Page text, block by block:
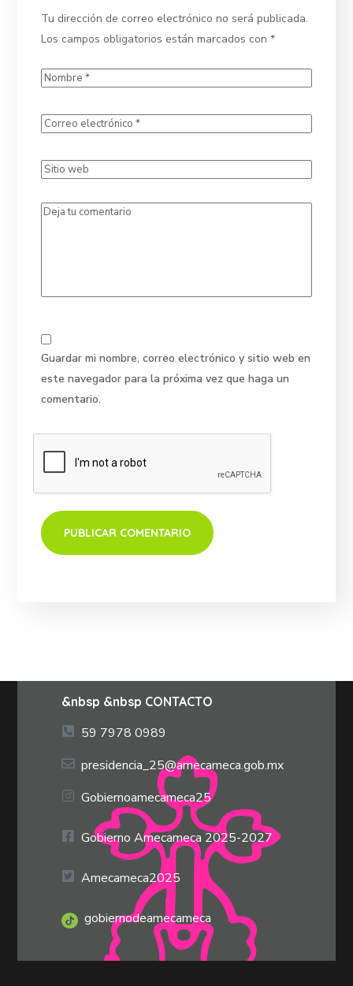
Tu dirección de correo electrónico no será publicada.
Los campos obligatorios están marcados con*
Guardar mi nombre, correo electrónico y sitio web en
este navegador para la próxima vez que haga un
comentario.
&nbsp &nbsp CONTACTO
59 7978 0989
presidencia_25@amecameca.gob.mx
Gobiernoamecameca25
Gobierno Amecameca 2025-2027
Amecameca2025
gobiernodeamecameca